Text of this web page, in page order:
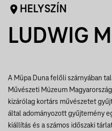
HELYSZÍN
LUDWIG
A Müpa Duna felőli szárnyában
Művészeti Múzeum
kizárólag kortárs művészetet
által adományozott gyűjtemény
kiállítás és a számos időszaki